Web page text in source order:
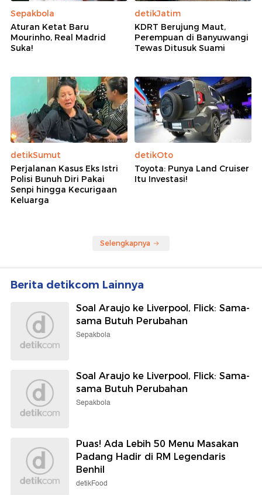
Sepakbola
Aturan Ketat Baru
Mourinho, Real Madrid
Suka!
detikJatim
KDRT Berujung Maut,
Perempuan di Banyuwangi
Tewas Ditusuk Suami
detikSumut
Perjalanan Kasus Eks Istri
Polisi Bunuh Diri Pakai
Senpi hingga Kecurigaan
Keluarga
detikOto
Toyota: Punya Land Cruiser
Itu Investasi!
Selengkapnya
Berita detikcom Lainnya
Soal Araujo ke Liverpool, Flick: Sama-
sama Butuh Perubahan
Sepakbola
Soal Araujo ke Liverpool, Flick: Sama-
sama Butuh Perubahan
Sepakbola
Puas! Ada Lebih 50 Menu Masakan
Padang Hadir di RM Legendaris
Benhil
detikFood